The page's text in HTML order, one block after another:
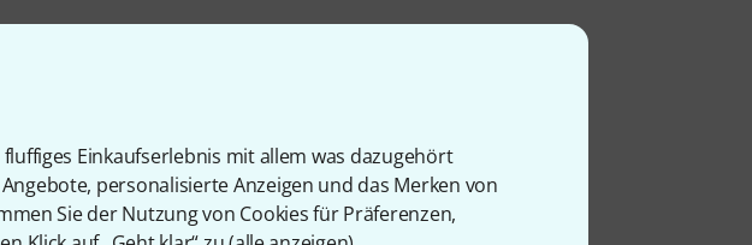
Einkaufserlebnis mit allem was dazugehört
personalisierte Anzeigen und das Merken von
Sie der Nutzung von Cookies für Präferenzen,